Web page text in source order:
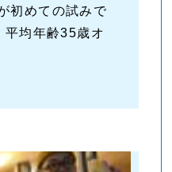
初めての試みで
平均年齢35歳オ